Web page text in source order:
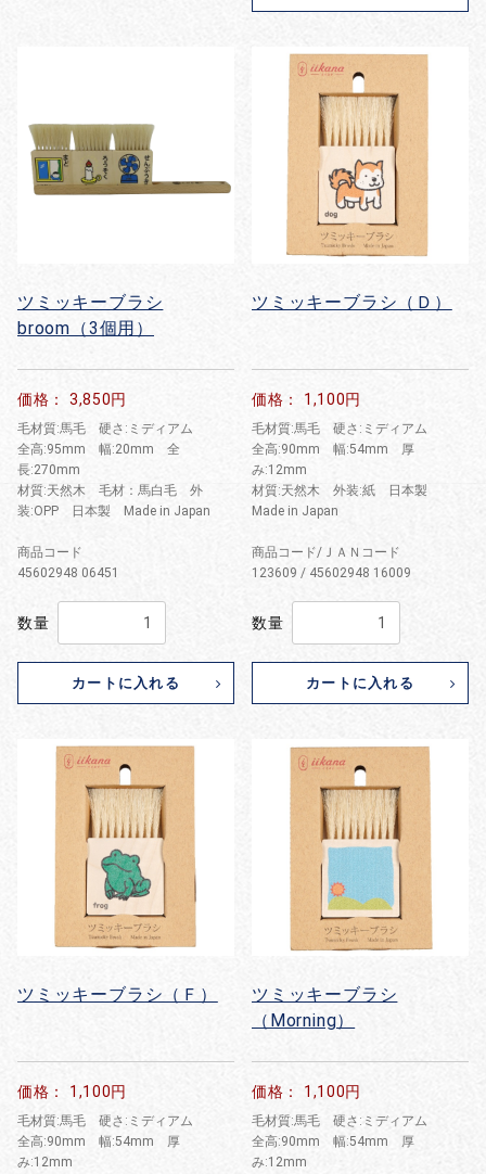
ツミッキーブラシ
broom（3個用）
価格： 3,850円
毛材質:馬毛 硬さ:ミディアム
全高:95mm 幅:20mm 全
長:270mm
材質:天然木 毛材：馬白毛 外
装:OPP 日本製 Made in Japan
商品コード
45602948 06451
数量
カートに入れる
ツミッキーブラシ（Ｄ）
価格： 1,100円
毛材質:馬毛 硬さ:ミディアム
全高:90mm 幅:54mm 厚
み:12mm
材質:天然木 外装:紙 日本製
Made in Japan
商品コード/ＪＡＮコード
123609 / 45602948 16009
数量
カートに入れる
ツミッキーブラシ（Ｆ）
価格： 1,100円
毛材質:馬毛 硬さ:ミディアム
全高:90mm 幅:54mm 厚
み:12mm
ツミッキーブラシ
（Morning）
価格： 1,100円
毛材質:馬毛 硬さ:ミディアム
全高:90mm 幅:54mm 厚
み:12mm